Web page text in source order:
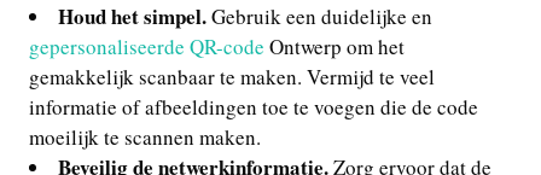
Houd het simpel.Gebruik een duidelijke en
gepersonaliseerde QR-code Ontwerp om het
gemakkelijk scanbaar te maken. Vermijd te veel
informatie of afbeeldingen toe te voegen die de code
moeilijk te scannen maken.
Beveilig de netwerkinformatie.Zorg ervoor dat de